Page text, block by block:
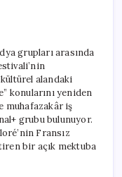
Ortak
Mektup!
Aşırı
Sağcı
Medya
Patronu
İle
İlişkiler
Kopma
grupları arasında
alandaki
konularını yeniden
muhafazakâr iş
grubu bulunuyor.
Fransız
bir açık mektuba